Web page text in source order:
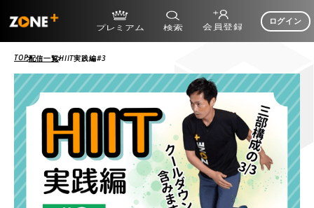
ログイン
TOP配信一覧HIIT実践編#3